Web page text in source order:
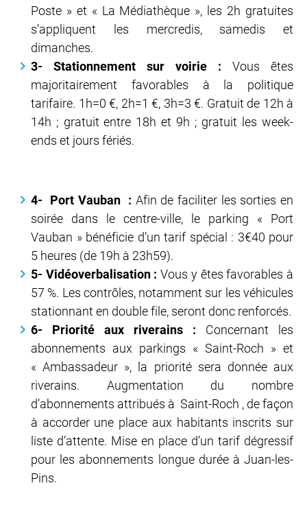
Poste » et « La Médiathèque », les 2h gratuites
s’appliquent les mercredis, samedis et
dimanches.
3- Stationnement sur voirie : Vous êtes
majoritairement favorables à la politique
tarifaire. 1h=0 €, 2h=1 €, 3h=3 €. Gratuit de 12h à
14h ; gratuit entre 18h et 9h ; gratuit les week-
ends et jours fériés.
4- Port Vauban : Afin de faciliter les sorties en
soirée dans le centre-ville, le parking « Port
Vauban » bénéficie d’un tarif spécial : 3€40 pour
5 heures (de 19h à 23h59).
5- Vidéoverbalisation : Vous y êtes favorables à
57 %. Les contrôles, notamment sur les véhicules
stationnant en double file, seront donc renforcés.
6- Priorité aux riverains : Concernant les
abonnements aux parkings « Saint-Roch » et
« Ambassadeur », la priorité sera donnée aux
riverains. Augmentation du nombre
d’abonnements attribués à Saint-Roch , de façon
à accorder une place aux habitants inscrits sur
liste d’attente. Mise en place d’un tarif dégressif
pour les abonnements longue durée à Juan-les-
Pins.